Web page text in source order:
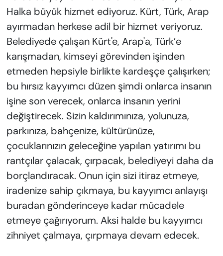
Halka büyük hizmet ediyoruz. Kürt, Türk, Arap
ayırmadan herkese adil bir hizmet veriyoruz.
Belediyede çalışan Kürt'e, Arap'a, Türk’e
karışmadan, kimseyi görevinden işinden
etmeden hepsiyle birlikte kardeşçe çalışırken;
bu hırsız kayyımcı düzen şimdi onlarca insanın
işine son verecek, onlarca insanın yerini
değiştirecek. Sizin kaldırımınıza, yolunuza,
parkınıza, bahçenize, kültürünüze,
çocuklarınızın geleceğine yapılan yatırımı bu
rantçılar çalacak, çırpacak, belediyeyi daha da
borçlandıracak. Onun için sizi itiraz etmeye,
iradenize sahip çıkmaya, bu kayyımcı anlayışı
buradan gönderinceye kadar mücadele
etmeye çağırıyorum. Aksi halde bu kayyımcı
zihniyet çalmaya, çırpmaya devam edecek.